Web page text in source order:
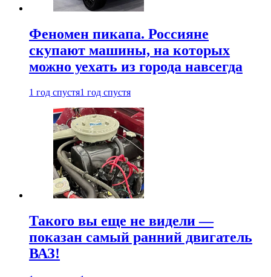
Феномен пикапа. Россияне
скупают машины, на которых
можно уехать из города навсегда
1 год спустя1 год спустя
Такого вы еще не видели —
показан самый ранний двигатель
ВАЗ!